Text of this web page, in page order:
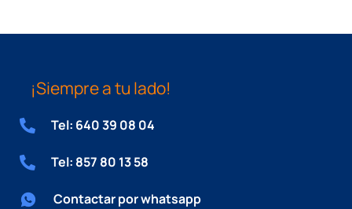
¡Siempre a tu lado!
Tel: 640 39 08 04
Tel: 857 80 13 58
Contactar por whatsapp